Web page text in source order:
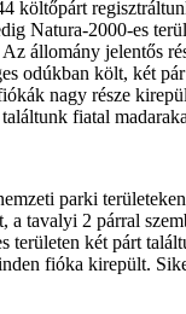
költőpárt
Natura-2000-es
állomány jelentős
odúkban költ, két
nagy része
fiatal
parki
a tavalyi 2 párral
területen két párt
fióka kirepült.